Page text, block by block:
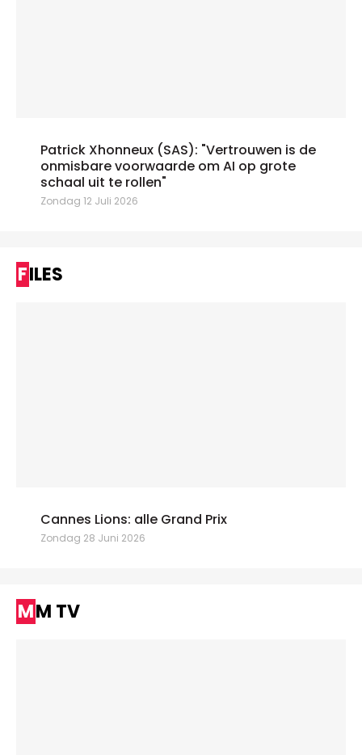
Patrick Xhonneux (SAS): "Vertrouwen is de
onmisbare voorwaarde om AI op grote
schaal uit te rollen"
Zondag 12 Juli 2026
FILES
Cannes Lions: alle Grand Prix
Zondag 28 Juni 2026
MM TV